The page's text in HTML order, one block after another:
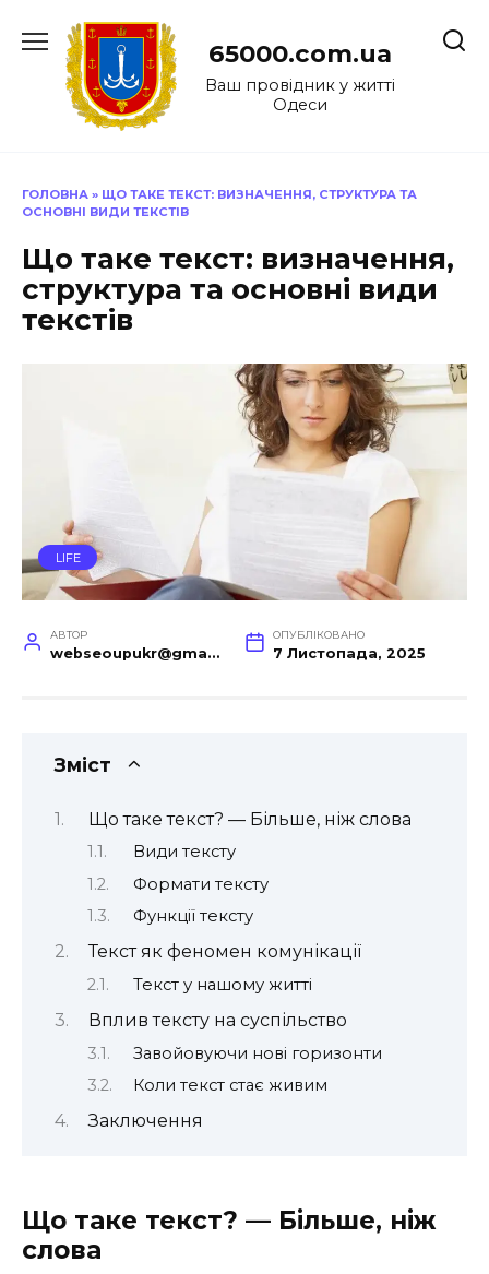
до
65000.com.ua
Ваш провідник у житті
Одеси
ГОЛОВНА » ЩО ТАКЕ ТЕКСТ: ВИЗНАЧЕННЯ, СТРУКТУРА ТА
ОСНОВНІ ВИДИ ТЕКСТІВ
Що таке текст: визначення,
структура та основні види
текстів
LIFE
АВТОР
webseoupukr@gmail.com
ОПУБЛІКОВАНО
7 Листопада, 2025
Зміст
Що таке текст? — Більше, ніж слова
Види тексту
Формати тексту
Функції тексту
Текст як феномен комунікації
Текст у нашому житті
Вплив тексту на суспільство
Завойовуючи нові горизонти
Коли текст стає живим
Заключення
Що таке текст? — Більше, ніж
слова